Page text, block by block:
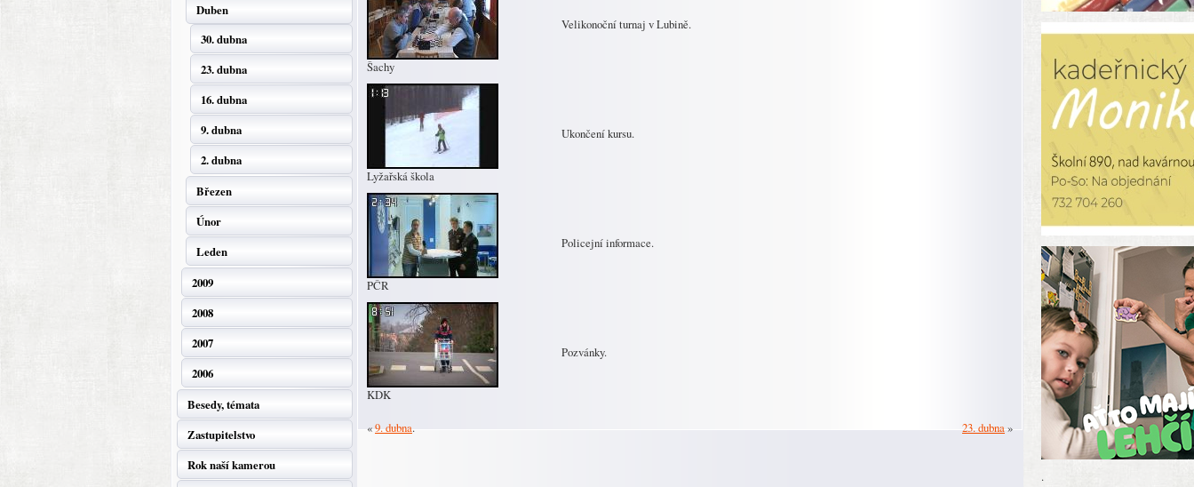
Duben
30. dubna
23. dubna
16. dubna
9. dubna
2. dubna
Březen
Únor
Leden
2009
2008
2007
2006
Besedy, témata
Zastupitelstvo
Rok naší kamerou
Šachy
Velikonoční turnaj v Lubině.
Lyžařská škola
Ukončení kursu.
PČR
Policejní informace.
KDK
Pozvánky.
«9. dubna. 23. dubna»
.